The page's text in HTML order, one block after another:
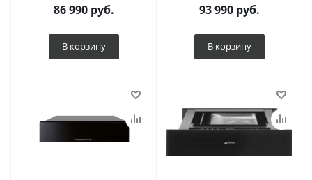
86 990 руб.
В корзину
93 990 руб.
В корзину